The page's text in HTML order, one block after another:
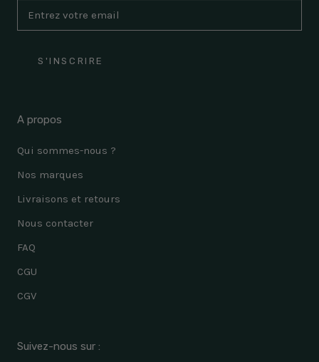
S'INSCRIRE
A propos
Qui sommes-nous ?
Nos marques
Livraisons et retours
Nous contacter
FAQ
CGU
CGV
Suivez-nous sur :